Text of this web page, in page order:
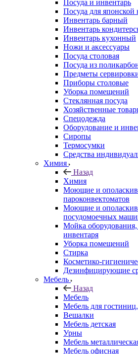
Посуда и инвентарь
Посуда для японской
Инвентарь барный
Инвентарь
Инвентарь кухонный
Ножи и аксессуары
Посуда столовая
Посуда из
Предметы
Приборы столовые
Уборка помещений
Стеклянная посуда
Хозяйственные
Спецодежда
Оборудование и
Сиропы
Термосумки
Средства
Химия
Назад
Химия
Моющие и
пароконвектоматов
Моющие и
посудомоечных
Мойка
инвентаря
Уборка помещений
Стирка
Косметико-
Дезинфицирующие
Мебель
Назад
Мебель
Мебель для
Вешалки
Мебель детская
Урны
Мебель
Мебель офисная